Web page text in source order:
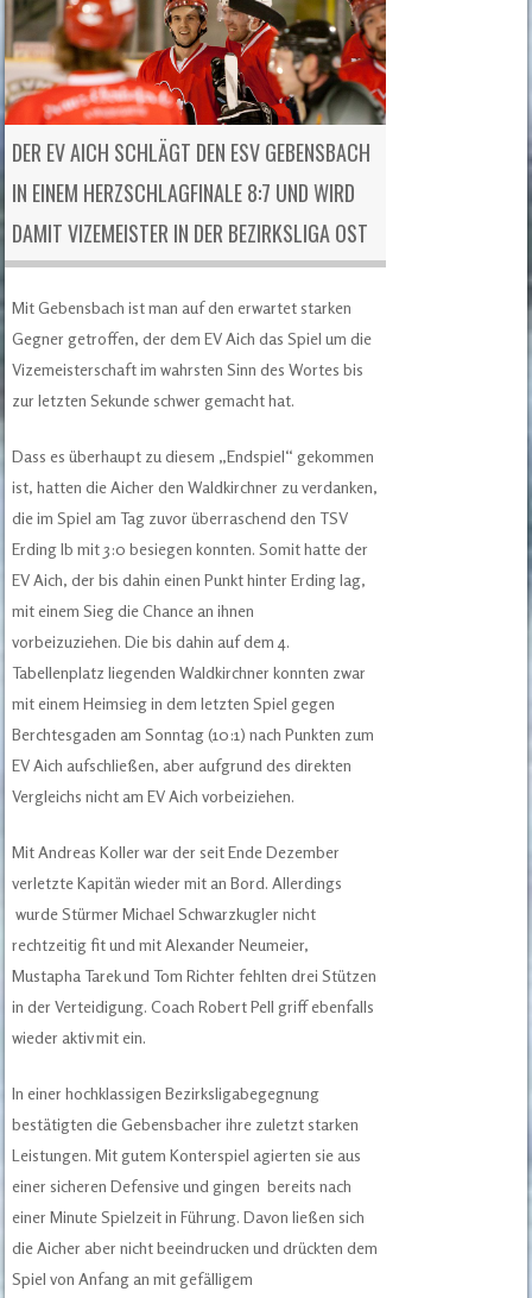
DER EV AICH SCHLÄGT DEN ESV GEBENSBACH
IN EINEM HERZSCHLAGFINALE 8:7 UND WIRD
DAMIT VIZEMEISTER IN DER BEZIRKSLIGA OST
Mit Gebensbach ist man auf den erwartet starken
Gegner getroffen, der dem EV Aich das Spiel um die
Vizemeisterschaft im wahrsten Sinn des Wortes bis
zur letzten Sekunde schwer gemacht hat.
Dass es überhaupt zu diesem „Endspiel“ gekommen
ist, hatten die Aicher den Waldkirchner zu verdanken,
die im Spiel am Tag zuvor überraschend den TSV
Erding Ib mit 3:0 besiegen konnten. Somit hatte der
EV Aich, der bis dahin einen Punkt hinter Erding lag,
mit einem Sieg die Chance an ihnen
vorbeizuziehen. Die bis dahin auf dem 4.
Tabellenplatz liegenden Waldkirchner konnten zwar
mit einem Heimsieg in dem letzten Spiel gegen
Berchtesgaden am Sonntag (10:1) nach Punkten zum
EV Aich aufschließen, aber aufgrund des direkten
Vergleichs nicht am EV Aich vorbeiziehen.
Mit Andreas Koller war der seit Ende Dezember
verletzte Kapitän wieder mit an Bord. Allerdings
wurde Stürmer Michael Schwarzkugler nicht
rechtzeitig fit und mit Alexander Neumeier,
Mustapha Tarek und Tom Richter fehlten drei Stützen
in der Verteidigung. Coach Robert Pell griff ebenfalls
wieder aktiv mit ein.
In einer hochklassigen Bezirksligabegegnung
bestätigten die Gebensbacher ihre zuletzt starken
Leistungen. Mit gutem Konterspiel agierten sie aus
einer sicheren Defensive und gingen bereits nach
einer Minute Spielzeit in Führung. Davon ließen sich
die Aicher aber nicht beeindrucken und drückten dem
Spiel von Anfang an mit gefälligem